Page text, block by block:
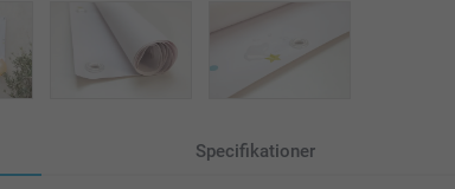
Specifikationer